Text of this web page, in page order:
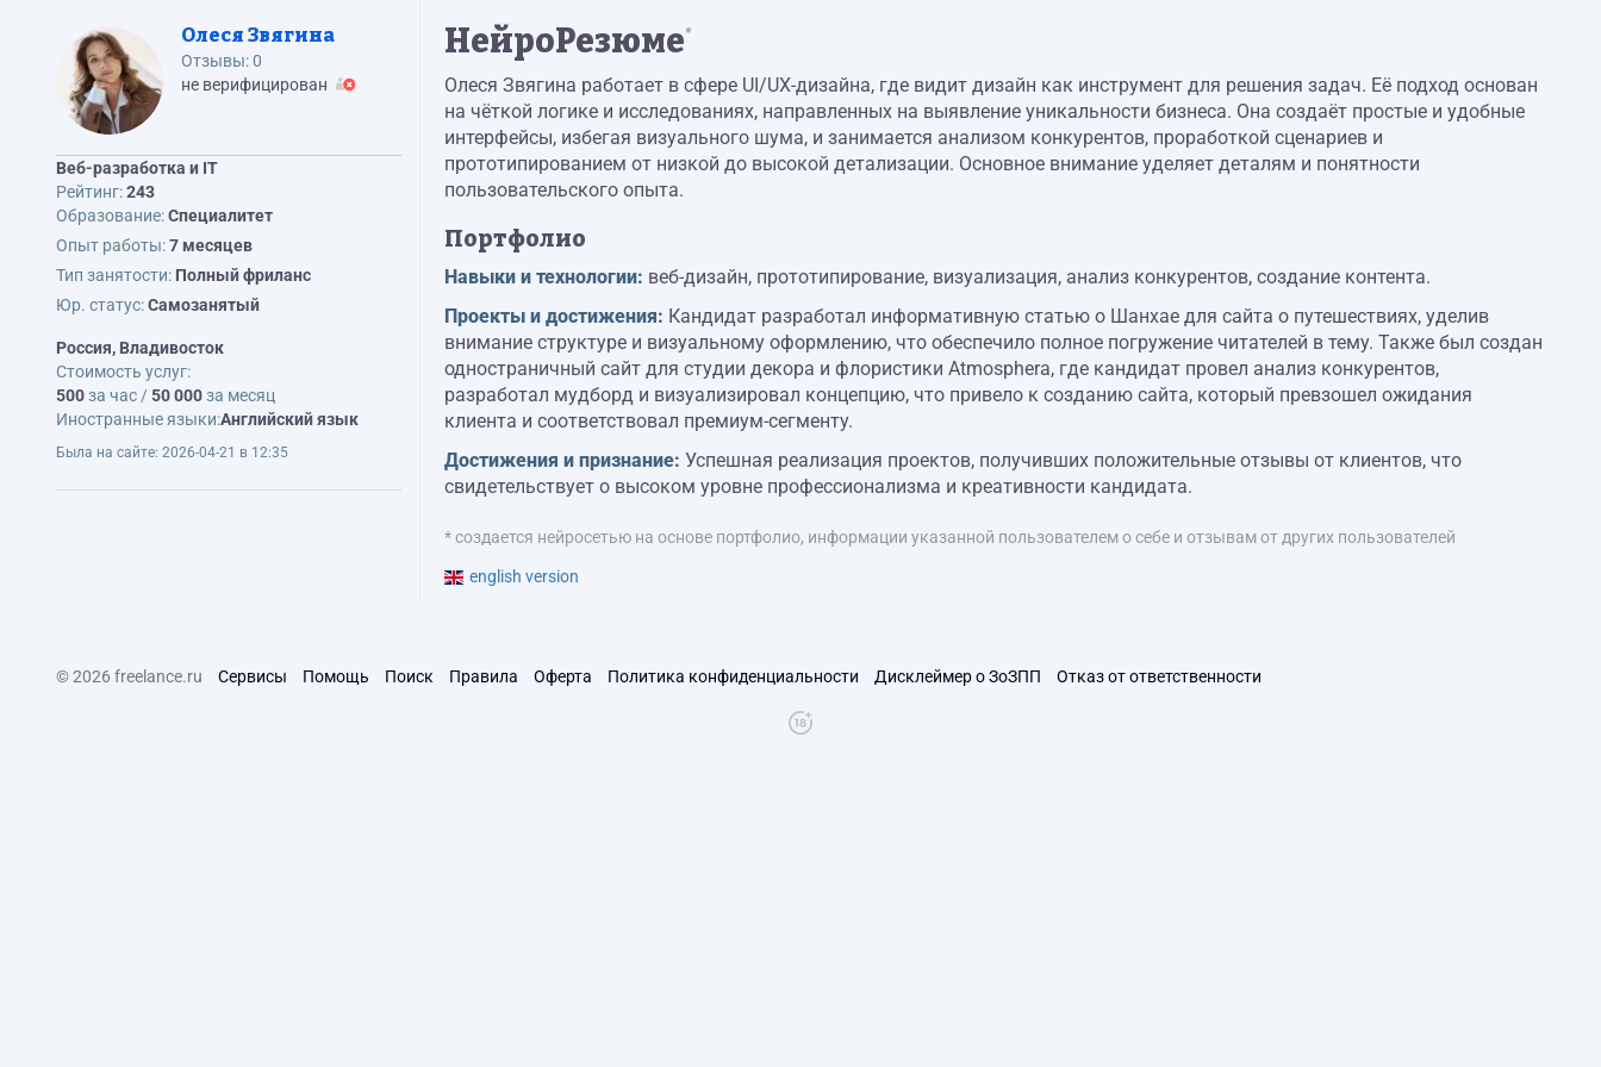
Олеся Звягина
Отзывы:0
не верифицирован
Веб-разработка и IT
Рейтинг:243
Образование:Cпециалитет
Опыт работы:7 месяцев
Тип занятости: Полный фриланс
Юр. статус:Самозанятый
Россия, Владивосток
Стоимость услуг:
500за час /50 000за месяц
Иностранные языки:Английский язык
Была на сайте: 2026-04-21 в 12:35
НейроРезюме*
Олеся Звягина работает в сфере UI/UX-дизайна, где видит дизайн как инструмент для решения задач. Её подход основан
на чёткой логике и исследованиях, направленных на выявление уникальности бизнеса. Она создаёт простые и удобные
интерфейсы, избегая визуального шума, и занимается анализом конкурентов, проработкой сценариев и
прототипированием от низкой до высокой детализации. Основное внимание уделяет деталям и понятности
пользовательского опыта.
Портфолио
Навыки и технологии: веб-дизайн, прототипирование, визуализация, анализ конкурентов, создание контента.
Проекты и достижения: Кандидат разработал информативную статью о Шанхае для сайта о путешествиях, уделив
внимание структуре и визуальному оформлению, что обеспечило полное погружение читателей в тему. Также был создан
одностраничный сайт для студии декора и флористики Atmosphera, где кандидат провел анализ конкурентов,
разработал мудборд и визуализировал концепцию, что привело к созданию сайта, который превзошел ожидания
клиента и соответствовал премиум-сегменту.
Достижения и признание: Успешная реализация проектов, получивших положительные отзывы от клиентов, что
свидетельствует о высоком уровне профессионализма и креативности кандидата.
* создается нейросетью на основе портфолио, информации указанной пользователем о себе и отзывам от других пользователей
english version
© 2026 freelance.ru Сервисы Помощь Поиск Правила Оферта Политика конфиденциальности Дисклеймер о ЗоЗПП Отказ от ответственности